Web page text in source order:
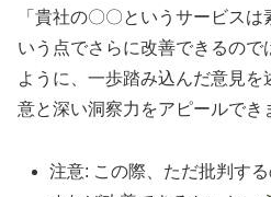
「貴社の〇〇というサービス
いう点でさらに改善できるの
ように、一歩踏み込んだ意見
意と深い洞察力をアピールでき
注意: この際、ただ批判す